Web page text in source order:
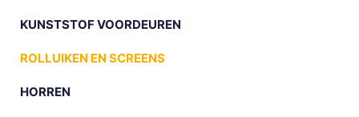
KUNSTSTOF VOORDEUREN
ROLLUIKEN EN SCREENS
HORREN